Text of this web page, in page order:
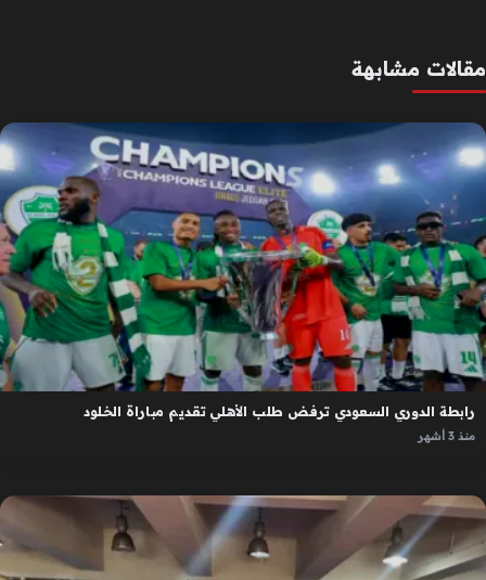
مقالات مشابهة
رابطة الدوري السعودي ترفض طلب الأهلي تقديم مباراة الخلود
منذ 3 أشهر